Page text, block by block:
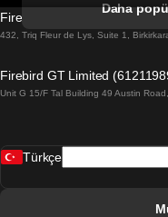
Daha
Firebird GT Limited (OC
432, Triq Fleur de Lys, Suite 1,
Firebird GT Limited
Unit G 15/F Tal Building 49 Austin
Türkçe